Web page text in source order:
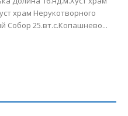
храм Нерукотворного
Собор 25.вт.с.Копашнево...